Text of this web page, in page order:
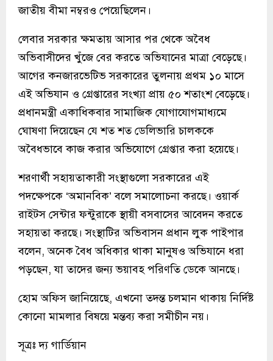
জাতীয় বীমা নম্বরও পেয়েছিলেন।
লেবার সরকার ক্ষমতায় আসার পর থেকে অবৈধ
অভিবাসীদের খুঁজে বের করতে অভিযানের মাত্রা বেড়েছে।
আগের কনজারভেটিভ সরকারের তুলনায় প্রথম ১০ মাসে
এই অভিযান ও গ্রেপ্তারের সংখ্যা প্রায় ৫০ শতাংশ বেড়েছে।
প্রধানমন্ত্রী একাধিকবার সামাজিক যোগাযোগমাধ্যমে
ঘোষণা দিয়েছেন যে শত শত ডেলিভারি চালককে
অবৈধভাবে কাজ করার অভিযোগে গ্রেপ্তার করা হয়েছে।
শরণার্থী সহায়তাকারী সংস্থাগুলো সরকারের এই
পদক্ষেপকে ‘অমানবিক’ বলে সমালোচনা করছে। ওয়ার্ক
রাইটস সেন্টার ফন্টুরাকে স্থায়ী বসবাসের আবেদন করতে
সহায়তা করছে। সংস্থাটির অভিবাসন প্রধান লুক পাইপার
বলেন, অনেক বৈধ অধিকার থাকা মানুষও অভিযানে ধরা
পড়ছেন, যা তাদের জন্য ভয়াবহ পরিণতি ডেকে আনছে।
হোম অফিস জানিয়েছে, এখনো তদন্ত চলমান থাকায় নির্দিষ্ট
কোনো মামলার বিষয়ে মন্তব্য করা সমীচীন নয়।
সূত্রঃ দ্য গার্ডিয়ান